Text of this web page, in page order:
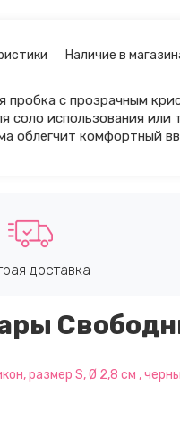
Наличие в
пробка с прозрачным
соло использования
облегчит комфортный
доставка